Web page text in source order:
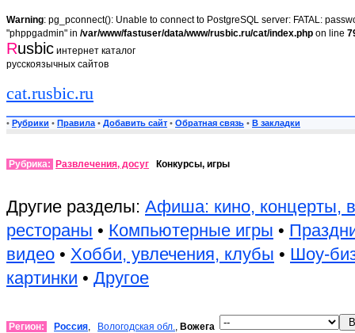
Warning: pg_pconnect(): Unable to connect to PostgreSQL server: FATAL:
"phppgadmin" in /var/www/fastuser/data/www/rusbic.ru/cat/index.php on line
Rusbic интернет каталог
русскоязычных сайтов
cat.rusbic.ru
• Рубрики • Правила • Добавить сайт • Обратная связь • В закладки
Рубрика: Развлечения, досуг Конкурсы, игры
Другие разделы: Афиша: кино, концерты,
рестораны • Компьютерные игры •
видео • Хобби, увлечения, клубы • Шоу-
картинки • Другое
Регион: Россия, Вологодская обл., Вожега